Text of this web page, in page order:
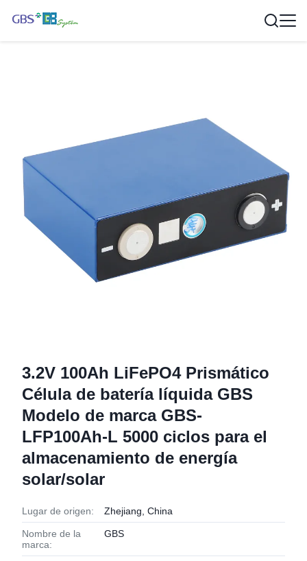
3.2V 100Ah LiFePO4 Prismático
Célula de batería líquida GBS
Modelo de marca GBS-
LFP100Ah-L 5000 ciclos para el
almacenamiento de energía
solar/solar
Lugar de origen: Zhejiang, China
Nombre de la
marca:
GBS